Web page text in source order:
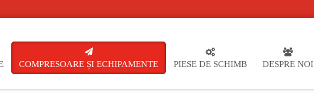
COMPRESOARE ȘI ECHIPAMENTE PIESE DE SCHIMB DESPRE NOI